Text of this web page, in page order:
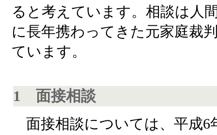
ると考えています。相談は人
に長年携わってきた元家庭裁
ています。
1 面接相談
面接相談については、平成6